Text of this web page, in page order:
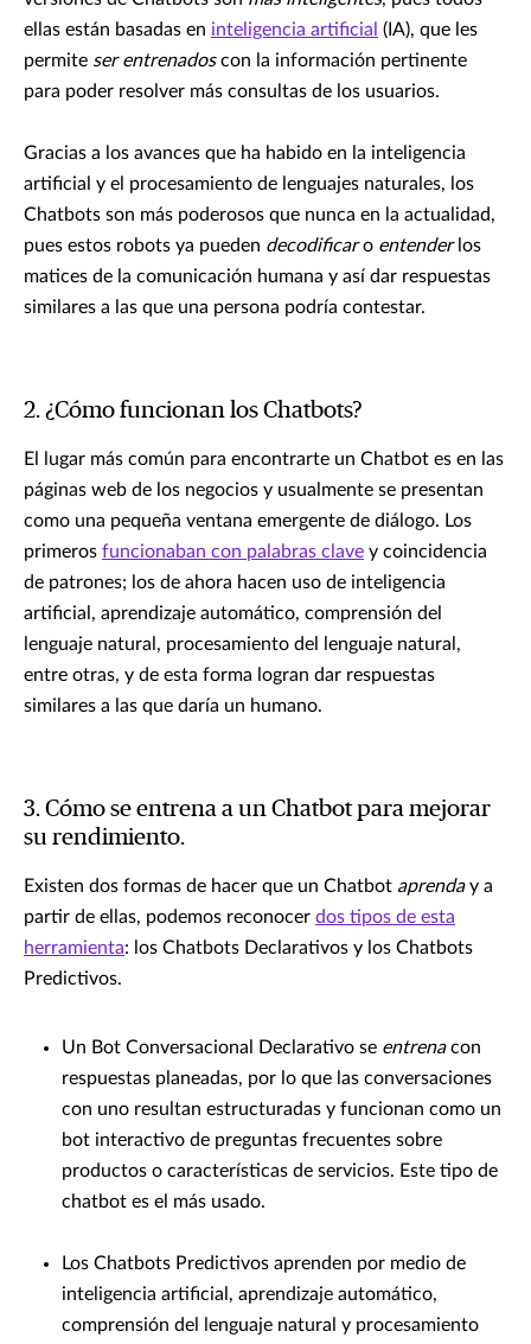
ellas están basadas en inteligencia artificial (IA), que les
permite ser entrenadoscon la información pertinente
para poder resolver más consultas de los usuarios.
Gracias a los avances que ha habido en la inteligencia
artificial y el procesamiento de lenguajes naturales, los
Chatbots son más poderosos que nunca en la actualidad,
pues estos robots ya pueden decodificaro entenderlos
matices de la comunicación humana y así dar respuestas
similares a las que una persona podría contestar.
2. ¿Cómo funcionan los Chatbots?
El lugar más común para encontrarte un Chatbot es en las
páginas web de los negocios y usualmente se presentan
como una pequeña ventana emergente de diálogo. Los
primeros funcionaban con palabras clave y coincidencia
de patrones; los de ahora hacen uso de inteligencia
artificial, aprendizaje automático, comprensión del
lenguaje natural, procesamiento del lenguaje natural,
entre otras, y de esta forma logran dar respuestas
similares a las que daría un humano.
3. Cómo se entrena a un Chatbot para mejorar
su rendimiento.
Existen dos formas de hacer que un Chatbot aprenday a
partir de ellas, podemos reconocer dos tipos de esta
herramienta: los Chatbots Declarativos y los Chatbots
Predictivos.
Un Bot Conversacional Declarativo se entrenacon
respuestas planeadas, por lo que las conversaciones
con uno resultan estructuradas y funcionan como un
bot interactivo de preguntas frecuentes sobre
productos o características de servicios. Este tipo de
chatbot es el más usado.
Los Chatbots Predictivos aprenden por medio de
inteligencia artificial, aprendizaje automático,
comprensión del lenguaje natural y procesamiento